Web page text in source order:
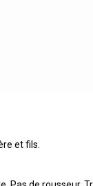
et fils.